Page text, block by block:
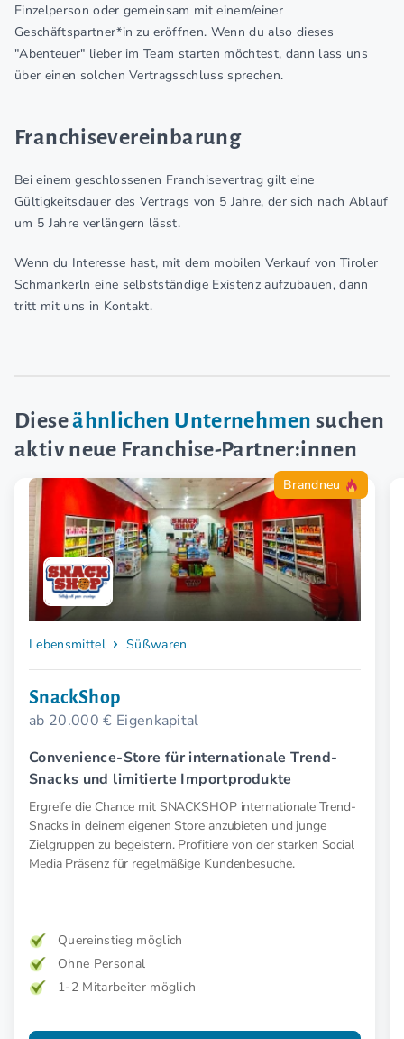
Einzelperson oder gemeinsam mit einem/einer
Geschäftspartner*in zu eröffnen. Wenn du also dieses
"Abenteuer" lieber im Team starten möchtest, dann lass uns
über einen solchen Vertragsschluss sprechen.
Franchisevereinbarung
Bei einem geschlossenen Franchisevertrag gilt eine
Gültigkeitsdauer des Vertrags von 5 Jahre, der sich nach Ablauf
um 5 Jahre verlängern lässt.
Wenn du Interesse hast, mit dem mobilen Verkauf von Tiroler
Schmankerln eine selbstständige Existenz aufzubauen, dann
tritt mit uns in Kontakt.
Dieseähnlichen Unternehmen suchen
aktiv neue Franchise-Partner:innen
Brandneu
Lebensmittel Süßwaren
SnackShop
ab 20.000 € Eigenkapital
Convenience-Store für internationale Trend-
Snacks und limitierte Importprodukte
Ergreife die Chance mit SNACKSHOP internationale Trend-
Snacks in deinem eigenen Store anzubieten und junge
Zielgruppen zu begeistern. Profitiere von der starken Social
Media Präsenz für regelmäßige Kundenbesuche.
Quereinstieg möglich
Ohne Personal
1-2 Mitarbeiter möglich